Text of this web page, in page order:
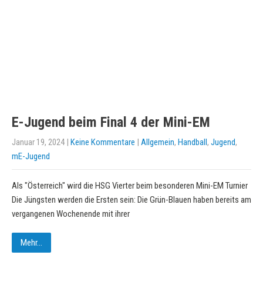
E-Jugend beim Final 4 der Mini-EM
Januar 19, 2024| Keine Kommentare | Allgemein, Handball, Jugend,
mE-Jugend
Als "Österreich" wird die HSG Vierter beim besonderen Mini-EM Turnier
Die Jüngsten werden die Ersten sein: Die Grün-Blauen haben bereits am
vergangenen Wochenende mit ihrer
Mehr...